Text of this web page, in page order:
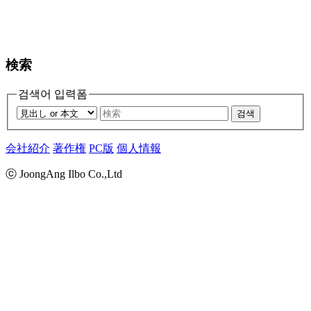
検索
검색어 입력폼
검색
会社紹介 著作権 PC版 個人情報
ⓒ JoongAng Ilbo Co.,Ltd